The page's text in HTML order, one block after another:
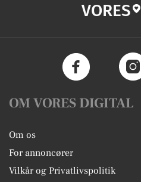
VORES
OM VORES DIGITAL
Om os
For annoncører
Vilkår og Privatlivspolitik